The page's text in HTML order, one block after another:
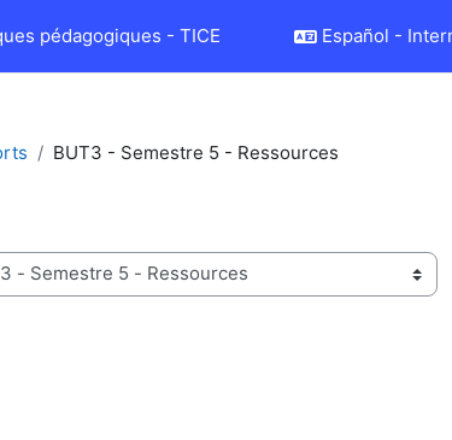
pédagogiques - TICE Español -
BUT3 - Semestre 5 - Ressources